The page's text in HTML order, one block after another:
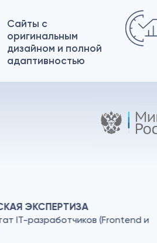
Сайты с
оригинальным
дизайном и полной
адаптивностью
в течение 30 дней на готовом